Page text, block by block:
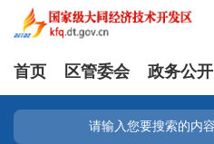
首页 区管委会 政务公开